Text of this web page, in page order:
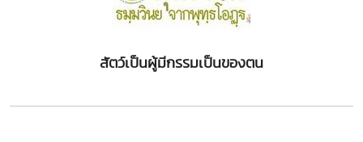
สัตว์เป็นผู้มีกรรมเป็นของตน